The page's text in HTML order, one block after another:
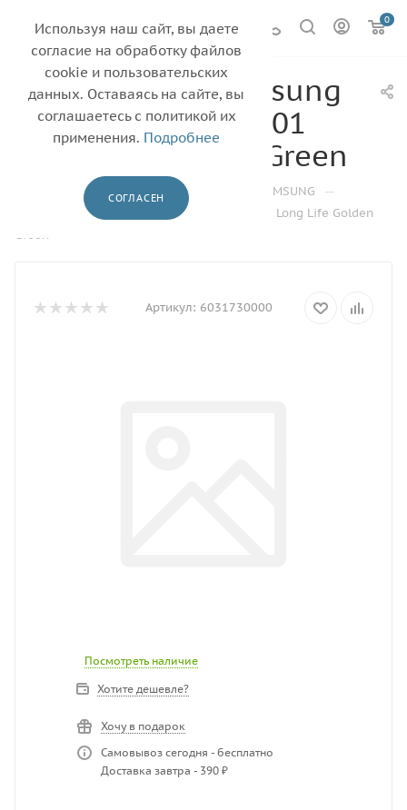
0
Фотовал для Samsung
CLX-9201/9251/9301
Long Life Golden Green
Каталог — Барабаны SAMSUNG —
Фотовал для Samsung CLX-9201/9251/9301 Long Life Golden
Green
Артикул: 6031730000
Посмотреть наличие
Хотите дешевле?
Хочу в подарок
Самовывоз сегодня - бесплатно
Доставка завтра - 390 ₽
Используя наш сайт, вы даете
согласие на обработку файлов
cookie и пользовательских
данных. Оставаясь на сайте, вы
соглашаетесь с политикой их
применения. Подробнее
СОГЛАСЕН